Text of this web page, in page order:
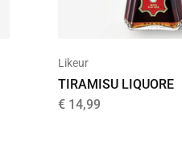
Likeur
TIRAMISU LIQUORE
€ 14,99